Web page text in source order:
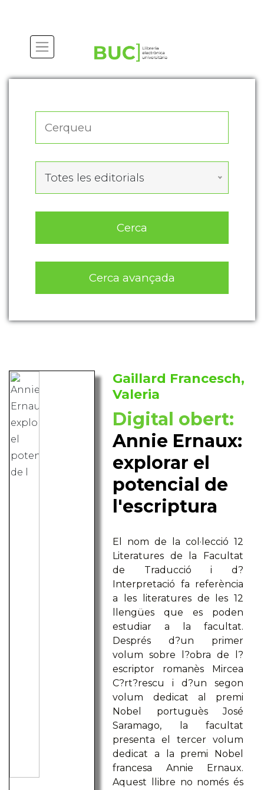
Totes les editorials
Cerca
Cerca avançada
Gaillard Francesch,
Valeria
Digital obert:
Annie Ernaux:
explorar el
potencial de
l'escriptura
El nom de la col·lecció 12
Literatures de la Facultat
de Traducció i d?
Interpretació fa referència
a les literatures de les 12
llengües que es poden
estudiar a la facultat.
Després d?un primer
volum sobre l?obra de l?
escriptor romanès Mircea
C?rt?rescu i d?un segon
volum dedicat al premi
Nobel portuguès José
Saramago, la facultat
presenta el tercer volum
dedicat a la premi Nobel
francesa Annie Ernaux.
Aquest llibre no només és